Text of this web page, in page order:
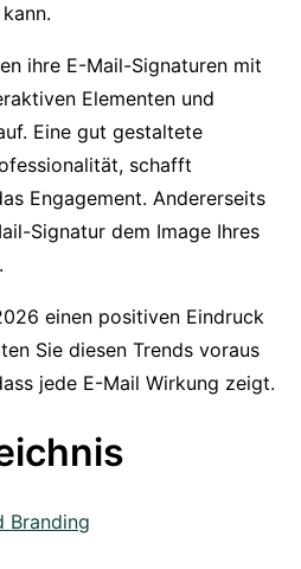
ihre E-Mail-Signaturen mit
Elementen und
Eine gut gestaltete
schafft
Engagement. Andererseits
Signatur dem Image Ihres
einen positiven Eindruck
Sie diesen Trends voraus
jede E-Mail Wirkung zeigt.
Branding